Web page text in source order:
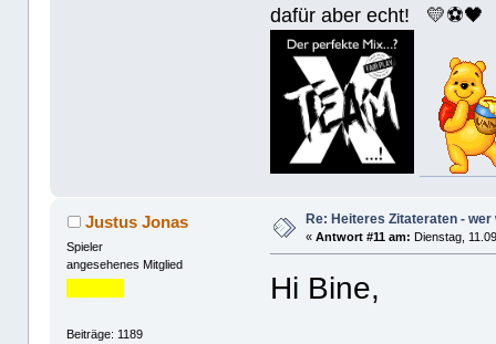
dafür aber echt! 💛⚽️🖤
Justus Jonas
Spieler
angesehenes Mitglied
Beiträge: 1189
Re: Heiteres Zitateraten -
«Antwort #11 am: Dienstag,
Hi Bine,